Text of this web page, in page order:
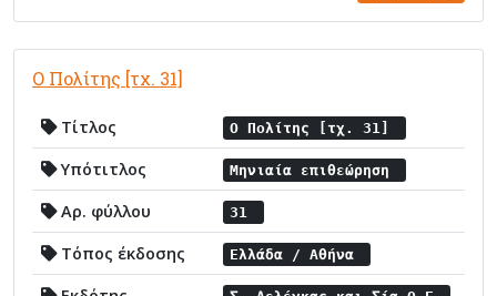
Ο Πολίτης [τχ. 31]
Τίτλος Ο Πολίτης [τχ. 31]
Υπότιτλος Μηνιαία επιθεώρηση
Αρ. φύλλου 31
Τόπος έκδοσης Ελλάδα / Αθήνα